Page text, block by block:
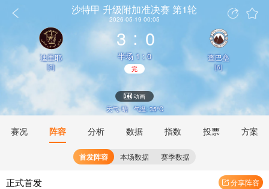
沙特甲 升级附加准决赛 第1轮
2026-05-19 00:05
迪里耶
[3]
3 0
半场 1 : 0 查巴垒
[6]
动画
天气: 晴
气温: 35°C
赛况 阵容 分析 数据 指数 投票 方案
首发阵容 本场数据 赛季数据
正式首发 分享阵容